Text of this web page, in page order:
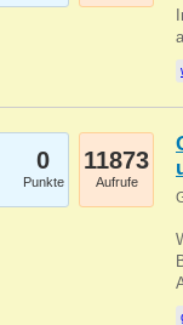
0
Punkte
11873
Aufrufe